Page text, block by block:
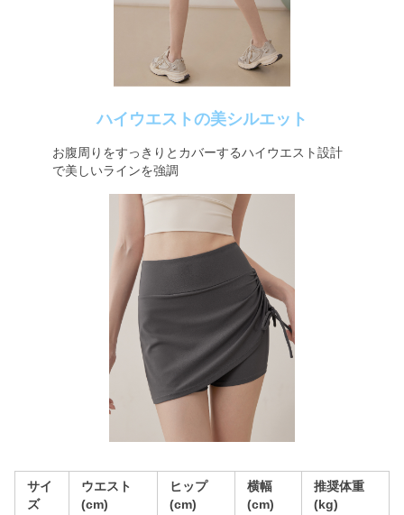
ハイウエストの美シルエット
お腹周りをすっきりとカバーするハイウエスト設計
で美しいラインを強調
サイ
ズ
ウエスト
(cm)
ヒップ
(cm)
横幅
(cm)
推奨体重
(kg)